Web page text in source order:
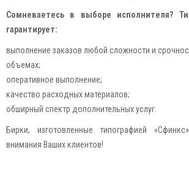
Сомневаетесь в выборе исполнителя?
гарантирует:
выполнение заказов любой сложности и
объемах;
оперативное выполнение;
качество расходных материалов;
обширный спектр дополнительных услуг.
Бирки, изготовленные типографией
внимания Ваших клиентов!